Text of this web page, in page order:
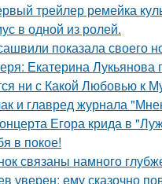
трейлер ремейка
в одной из ролей.
показала своего
Екатерина
ни с Какой Любовью к
и главред журнала
Егора крида в
в покое!
связаны намного
уверен: ему сказочно